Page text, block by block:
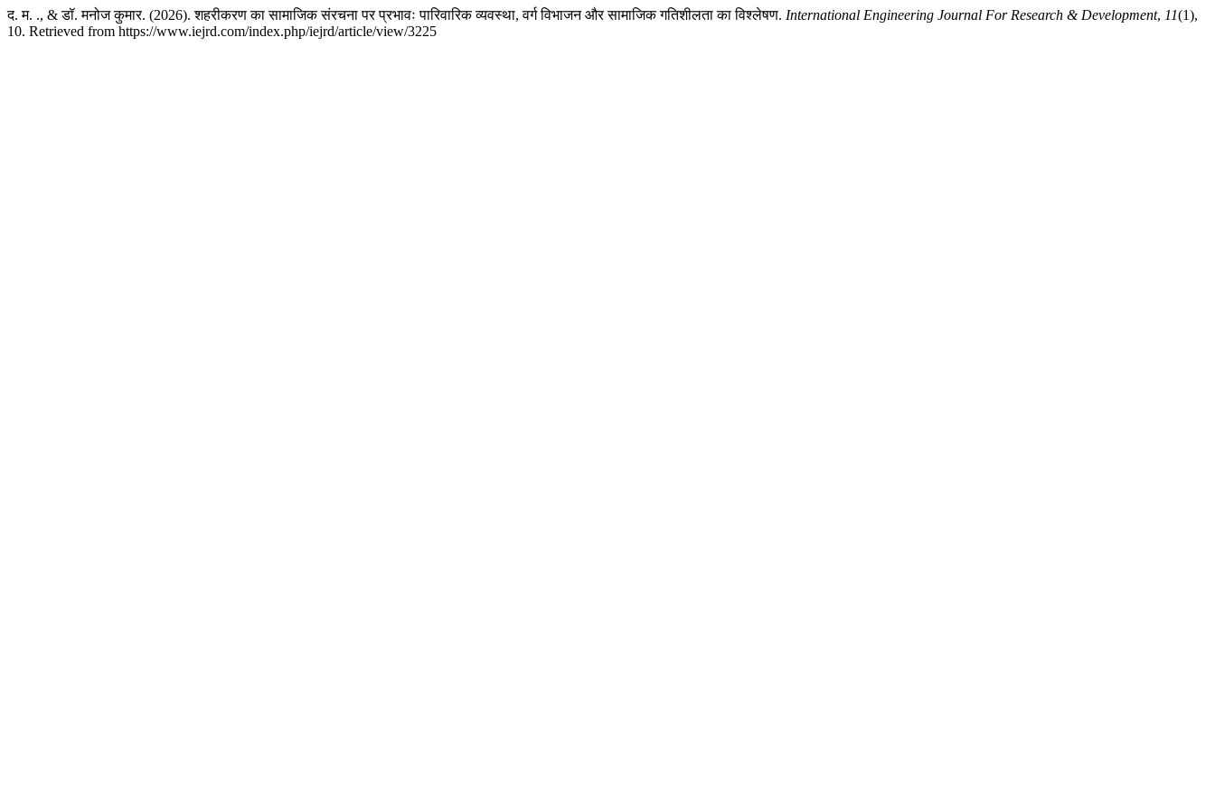
द. म. ., & डॉ. मनोज कुमार. (2026). शहरीकरण का सामाजिक संरचना पर प्रभावः पारिवारिक व्यवस्था, वर्ग विभाजन और सामाजिक गतिशीलता का विश्लेषण. International Engineering Journal For Research & Development, 11(1),
10. Retrieved from https://www.iejrd.com/index.php/iejrd/article/view/3225